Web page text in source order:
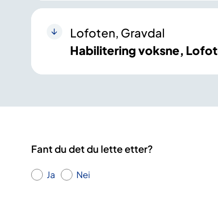
Lofoten, Gravdal
Habilitering voksne,
Fant du det du lette etter?
Ja Nei